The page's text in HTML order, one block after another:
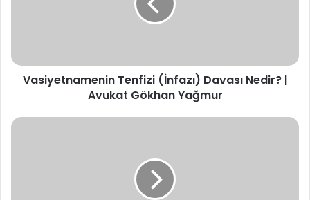
Yağmur
Vasiyetnamenin Tenfizi (İnfazı) Davası Nedir? |
Avukat Gökhan Yağmur
27